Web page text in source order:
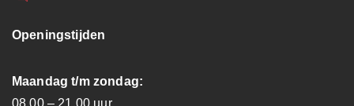
Openingstijden
Maandag t/m zondag: